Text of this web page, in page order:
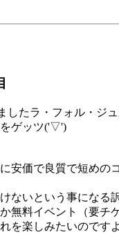
たラ・フォル・ジュ
をゲッツ('▽')
安価で良質で短めの
ないという事になる
無料イベント（要チ
を楽しみたいのです